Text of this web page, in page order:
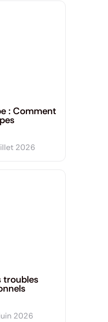
: Comment
2026
troubles
2026